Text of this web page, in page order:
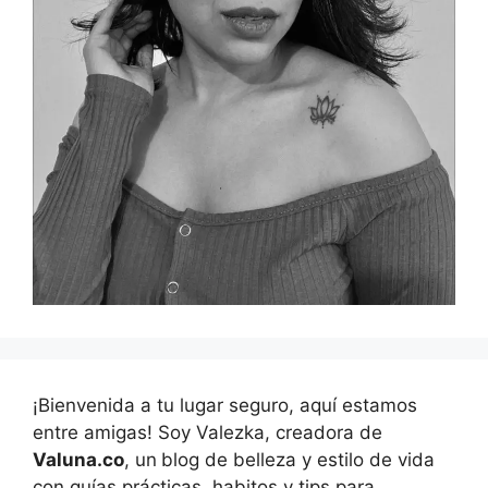
¡Bienvenida a tu lugar seguro, aquí estamos
entre amigas! Soy Valezka, creadora de
Valuna.co, un blog de belleza y estilo de vida